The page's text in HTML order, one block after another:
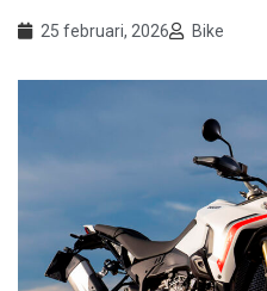
25 februari, 2026 Bike